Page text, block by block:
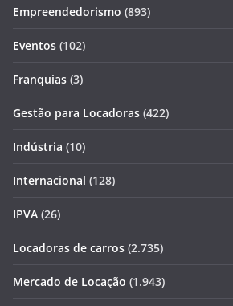
Empreendedorismo (893)
Eventos (102)
Franquias (3)
Gestão para Locadoras (422)
Indústria (10)
Internacional (128)
IPVA (26)
Locadoras de carros (2.735)
Mercado de Locação (1.943)